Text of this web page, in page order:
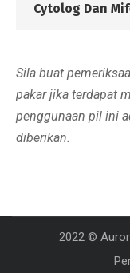
Cytolog Dan
Sila buat
pakar jika terdapat
penggunaan pil ini
diberikan.
2022 ©